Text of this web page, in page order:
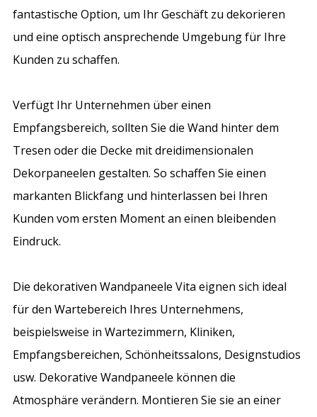
fantastische Option, um Ihr Geschäft zu dekorieren
und eine optisch ansprechende Umgebung für Ihre
Kunden zu schaffen.
Verfügt Ihr Unternehmen über einen
Empfangsbereich, sollten Sie die Wand hinter dem
Tresen oder die Decke mit dreidimensionalen
Dekorpaneelen gestalten. So schaffen Sie einen
markanten Blickfang und hinterlassen bei Ihren
Kunden vom ersten Moment an einen bleibenden
Eindruck.
Die dekorativen Wandpaneele Vita eignen sich ideal
für den Wartebereich Ihres Unternehmens,
beispielsweise in Wartezimmern, Kliniken,
Empfangsbereichen, Schönheitssalons, Designstudios
usw. Dekorative Wandpaneele können die
Atmosphäre verändern. Montieren Sie sie an einer